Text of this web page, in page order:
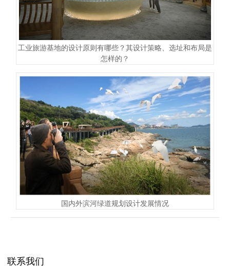
工业旅游基地的设计原则有哪些？其设计策略、选址和布局是
怎样的？
国内外滨河绿道规划设计发展情况
联系我们